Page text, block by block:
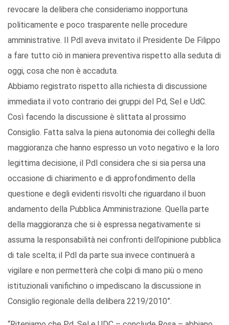
revocare la delibera che consideriamo inopportuna
politicamente e poco trasparente nelle procedure
amministrative. Il Pdl aveva invitato il Presidente De Filippo
a fare tutto ciò in maniera preventiva rispetto alla seduta di
oggi, cosa che non è accaduta.
Abbiamo registrato rispetto alla richiesta di discussione
immediata il voto contrario dei gruppi del Pd, Sel e UdC.
Così facendo la discussione è slittata al prossimo
Consiglio. Fatta salva la piena autonomia dei colleghi della
maggioranza che hanno espresso un voto negativo e la loro
legittima decisione, il Pdl considera che si sia persa una
occasione di chiarimento e di approfondimento della
questione e degli evidenti risvolti che riguardano il buon
andamento della Pubblica Amministrazione. Quella parte
della maggioranza che si è espressa negativamente si
assuma la responsabilità nei confronti dell’opinione pubblica
di tale scelta; il Pdl da parte sua invece continuerà a
vigilare e non permetterà che colpi di mano più o meno
istituzionali vanifichino o impediscano la discussione in
Consiglio regionale della delibera 2219/2010”.